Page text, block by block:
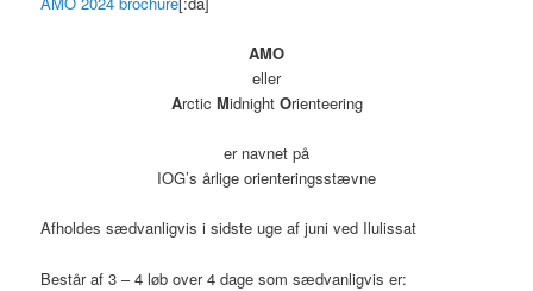
AMO
eller
Arctic MidnightOrienteering
er navnet på
IOG’s årlige orienteringsstævne
Afholdes sædvanligvis i sidste uge af juni ved Ilulissat
Består af 3 – 4 løb over 4 dage som sædvanligvis er: